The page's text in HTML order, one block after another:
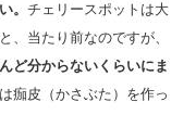
。 チェリースポットは大
、当たり前なのですが、
ど分からないくらいにま
痂皮（かさぶた）を作っ